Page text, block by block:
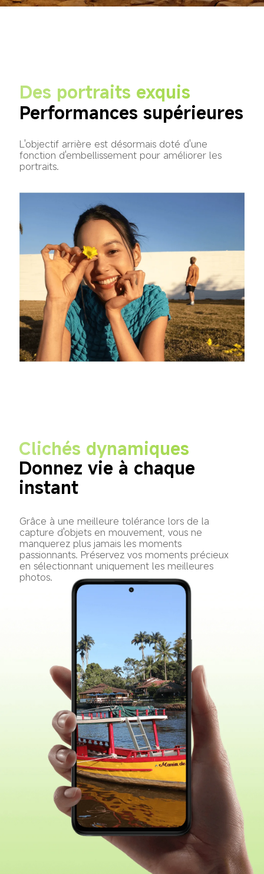
Des portraits exquis
Performances supérieures
L'objectif arrière est désormais doté d'une
fonction d'embellissement pour améliorer les
portraits.
Clichés dynamiques
Donnez vie à chaque
instant
Grâce à une meilleure tolérance lors de la
capture d'objets en mouvement, vous ne
manquerez plus jamais les moments
passionnants. Préservez vos moments précieux
en sélectionnant uniquement les meilleures
photos.